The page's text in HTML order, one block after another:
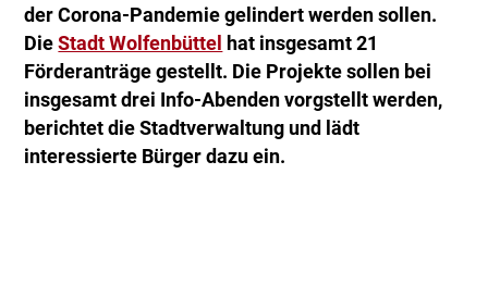
der Corona-Pandemie gelindert werden sollen.
DieStadt Wolfenbüttel hat insgesamt 21
Förderanträge gestellt. Die Projekte sollen bei
insgesamt drei Info-Abenden vorgstellt werden,
berichtet die Stadtverwaltung und lädt
interessierte Bürger dazu ein.